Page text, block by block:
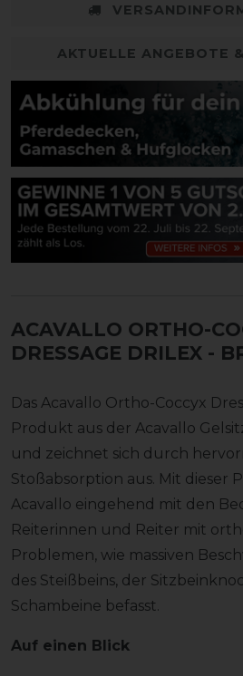
AKTUELLE ANGEBOTE
ACAVALLO ORTHO-
DRESSAGE DRILEX -
Das Acavallo Ortho-Coccyx
Produkt aus der Acavallo
und zeichnet sich durch
Stoßabsorption aus. Mit dieser
Acavallo eingehend mit den
Reiterinnen und Reiter mit
Problemen, wie massiven
des Steißbeins, der
Schambeine befasst.
Auf einen Blick